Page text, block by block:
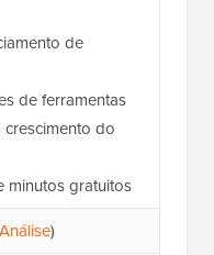
de
de ferramentas
crescimento do
minutos gratuitos
)